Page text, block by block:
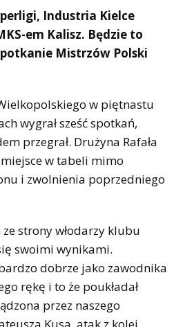
Industria Kielce
em Kalisz. Będzie to
Mistrzów Polski
w piętnastu
wygrał sześć spotkań,
przegrał. Drużyna Rafała
w tabeli mimo
i zwolnienia poprzedniego
strony włodarzy klubu
swoimi wynikami.
dobrze jako zawodnika
rękę i to że poukładał
przez naszego
Kusa, atak z kolei